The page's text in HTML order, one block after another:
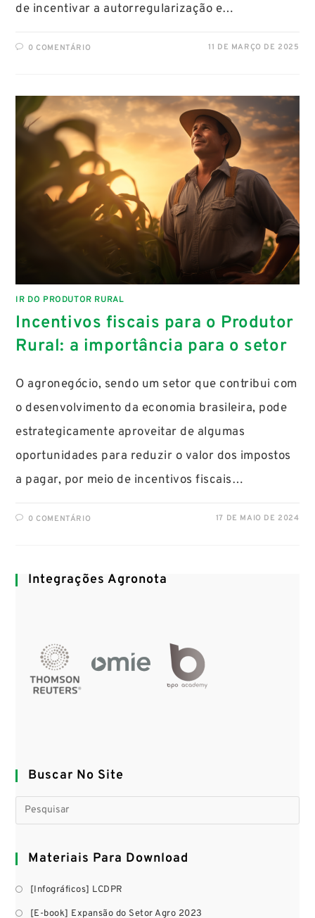
de incentivar a autorregularização e…
0 COMENTÁRIO 11 DE MARÇO DE 2025
IR DO PRODUTOR RURAL
Incentivos fiscais para o Produtor
Rural: a importância para o setor
O agronegócio, sendo um setor que contribui com
o desenvolvimento da economia brasileira, pode
estrategicamente aproveitar de algumas
oportunidades para reduzir o valor dos impostos
a pagar, por meio de incentivos fiscais…
0 COMENTÁRIO 17 DE MAIO DE 2024
Integrações Agronota
Buscar No Site
Materiais Para Download
[Infográficos] LCDPR
[E-book] Expansão do Setor Agro 2023